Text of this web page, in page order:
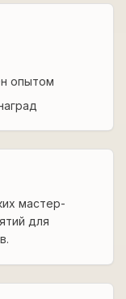
опытом
мастер-
для